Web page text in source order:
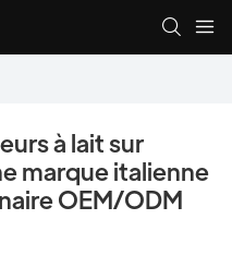
à lait sur
marque italienne
OEM/ODM